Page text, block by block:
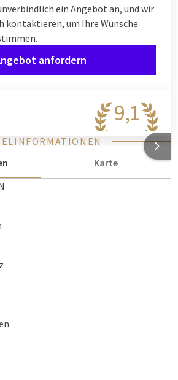
ein Angebot an, und wir
kontaktieren, um Ihre Wünsche
anfordern
9,1
Karte